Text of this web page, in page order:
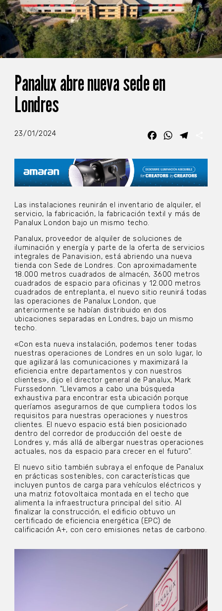
Panalux abre nueva sede en
Londres
23/01/2024 FacebookWhatsApp
Las instalaciones reunirán el inventario de alquiler, el
servicio, la fabricación, la fabricación textil y más de
Panalux London bajo un mismo techo.
Panalux, proveedor de alquiler de soluciones de
iluminación y energía y parte de la oferta de servicios
integrales de Panavision, está abriendo una nueva
tienda con Sede de Londres. Con aproximadamente
18.000 metros cuadrados de almacén, 3600 metros
cuadrados de espacio para oficinas y 12.000 metros
cuadrados de entreplanta, el nuevo sitio reunirá todas
las operaciones de Panalux London, que
anteriormente se habían distribuido en dos
ubicaciones separadas en Londres, bajo un mismo
techo.
«Con esta nueva instalación, podemos tener todas
nuestras operaciones de Londres en un solo lugar, lo
que agilizará las comunicaciones y maximizará la
eficiencia entre departamentos y con nuestros
clientes», dijo el director general de Panalux, Mark
Furssedonn. “Llevamos a cabo una búsqueda
exhaustiva para encontrar esta ubicación porque
queríamos asegurarnos de que cumpliera todos los
requisitos para nuestras operaciones y nuestros
clientes. El nuevo espacio está bien posicionado
dentro del corredor de producción del oeste de
Londres y, más allá de albergar nuestras operaciones
actuales, nos da espacio para crecer en el futuro”.
El nuevo sitio también subraya el enfoque de Panalux
en prácticas sostenibles, con características que
incluyen puntos de carga para vehículos eléctricos y
una matriz fotovoltaica montada en el techo que
alimenta la infraestructura principal del sitio. Al
finalizar la construcción, el edificio obtuvo un
certificado de eficiencia energética (EPC) de
calificación A+, con cero emisiones netas de carbono.